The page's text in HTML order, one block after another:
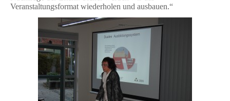
Veranstaltungsformat wiederholen und ausbauen.“